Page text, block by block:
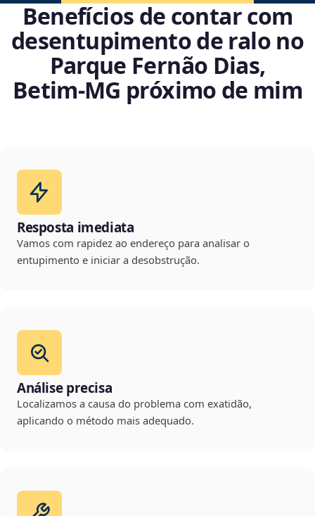
Benefícios de contar com
desentupimento de ralo no
Parque Fernão Dias,
Betim‑MG próximo de mim
Resposta imediata
Vamos com rapidez ao endereço para analisar o
entupimento e iniciar a desobstrução.
Análise precisa
Localizamos a causa do problema com exatidão,
aplicando o método mais adequado.